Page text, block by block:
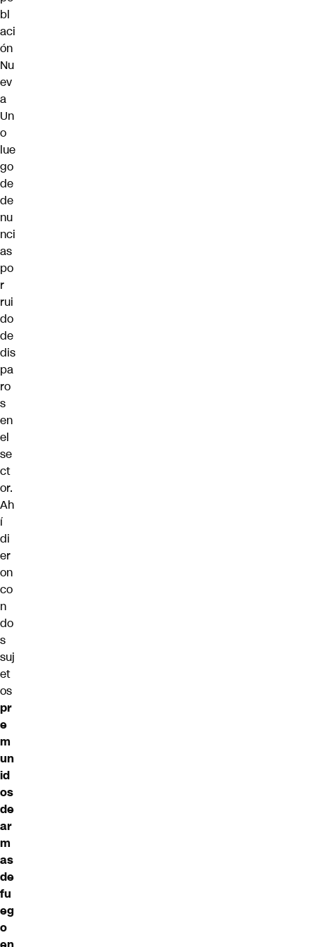
bl
aci
ón
Nu
ev
a
Un
o
lue
go
de
de
nu
nci
as
po
r
rui
do
de
dis
pa
ro
s
en
el
se
ct
or.
Ah
í
di
er
on
co
n
do
s
suj
et
os
pr
e
m
un
id
os
de
ar
m
as
de
fu
eg
o